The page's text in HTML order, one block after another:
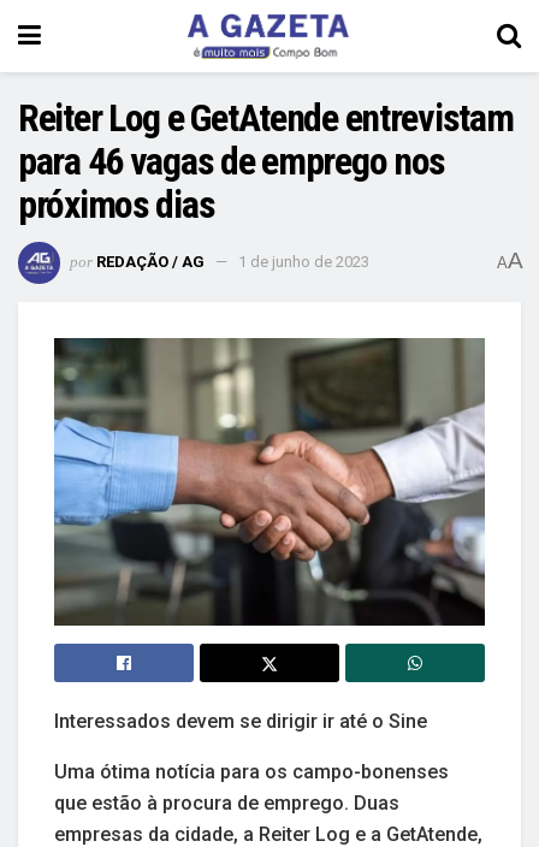
Reiter Log e GetAtende entrevistam
para 46 vagas de emprego nos
próximos dias
por REDAÇÃO / AG 1 de junho de 2023 AA
Interessados devem se dirigir ir até o Sine
Uma ótima notícia para os campo-bonenses
que estão à procura de emprego. Duas
empresas da cidade, a Reiter Log e a GetAtende,